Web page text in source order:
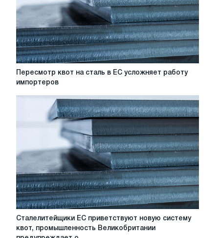
Пересмотр
импортеров
Пересмотр квот на сталь в ЕС усложняет работу
импортеров
Сталелитейщики
приветствуют
Сталелитейщики ЕС приветствуют новую систему
квот, промышленность Великобритании